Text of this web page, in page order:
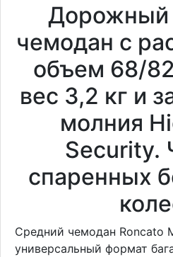
Дорожный
чемодан с
объем 68/
вес 3,2 кг и
молния
Security.
спаренных
Средний чемодан Roncato
универсальный формат